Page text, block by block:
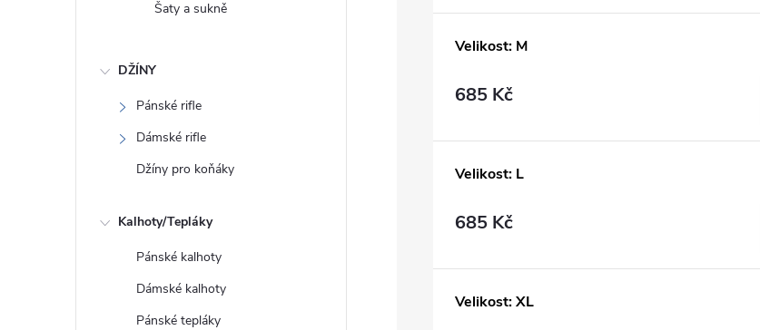
Šaty a sukně
DŽÍNY
Pánské rifle
Dámské rifle
Džíny pro koňáky
Kalhoty/Tepláky
Pánské kalhoty
Dámské kalhoty
Pánské tepláky
Velikost: M
685 Kč
Velikost: L
685 Kč
Velikost: XL